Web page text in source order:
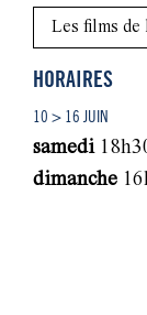
HORAIRES
10 > 16 JUIN
samedi
dimanche